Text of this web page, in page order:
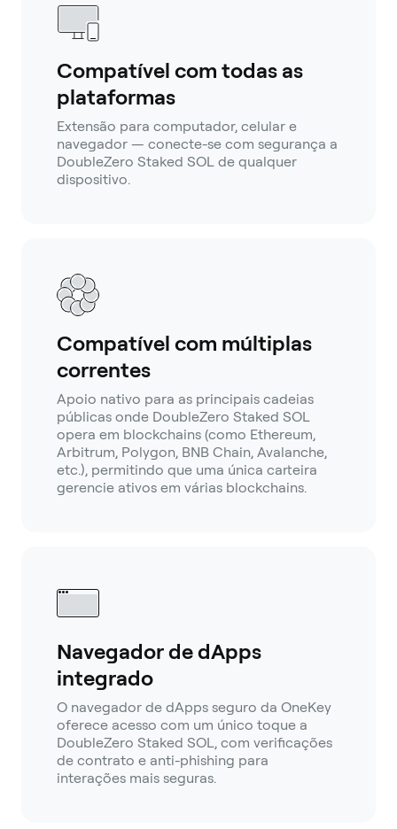
Compatível com todas as
plataformas
Extensão para computador, celular e
navegador — conecte-se com segurança a
DoubleZero Staked SOL de qualquer
dispositivo.
Compatível com múltiplas
correntes
Apoio nativo para as principais cadeias
públicas onde DoubleZero Staked SOL
opera em blockchains (como Ethereum,
Arbitrum, Polygon, BNB Chain, Avalanche,
etc.), permitindo que uma única carteira
gerencie ativos em várias blockchains.
Navegador de dApps
integrado
O navegador de dApps seguro da OneKey
oferece acesso com um único toque a
DoubleZero Staked SOL, com verificações
de contrato e anti-phishing para
interações mais seguras.